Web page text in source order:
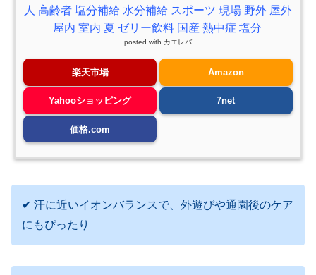
人 高齢者 塩分補給 水分補給 スポーツ 現場 野外 屋外
屋内 室内 夏 ゼリー飲料 国産 熱中症 塩分
posted with カエレバ
楽天市場 Amazon
Yahooショッピング 7net
価格.com
✔ 汗に近いイオンバランスで、外遊びや通園後のケア
にもぴったり